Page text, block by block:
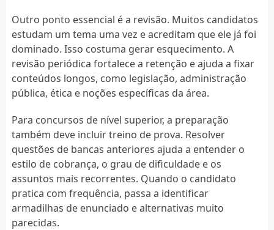
Outro ponto essencial é a revisão. Muitos candidatos
estudam um tema uma vez e acreditam que ele já foi
dominado. Isso costuma gerar esquecimento. A
revisão periódica fortalece a retenção e ajuda a fixar
conteúdos longos, como legislação, administração
pública, ética e noções específicas da área.
Para concursos de nível superior, a preparação
também deve incluir treino de prova. Resolver
questões de bancas anteriores ajuda a entender o
estilo de cobrança, o grau de dificuldade e os
assuntos mais recorrentes. Quando o candidato
pratica com frequência, passa a identificar
armadilhas de enunciado e alternativas muito
parecidas.